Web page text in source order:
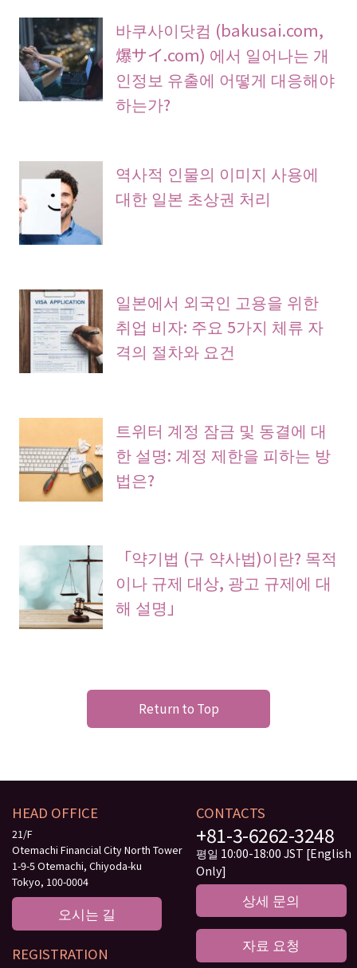
바쿠사이닷컴 (bakusai.com,
爆サイ.com) 에서 일어나는 개
인정보 유출에 어떻게 대응해야
하는가?
역사적 인물의 이미지 사용에
대한 일본 초상권 처리
일본에서 외국인 고용을 위한
취업 비자: 주요 5가지 체류 자
격의 절차와 요건
트위터 계정 잠금 및 동결에 대
한 설명: 계정 제한을 피하는 방
법은?
「약기법 (구 약사법)이란? 목적
이나 규제 대상, 광고 규제에 대
해 설명」
Return to Top
HEAD OFFICE
21/F
Otemachi Financial City North Tower
1-9-5 Otemachi, Chiyoda-ku
Tokyo, 100-0004
오시는 길
REGISTRATION
CONTACTS
+81-3-6262-3248
평일 10:00-18:00 JST [English
Only]
상세 문의
자료 요청